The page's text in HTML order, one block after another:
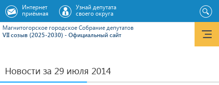
Магнитогорское городское Cобрание депутатов
VII созыв (2025-2030) - Официальный сайт
Интернет
приёмная
Узнай депутата
своего округа
Новости за 29 июля 2014